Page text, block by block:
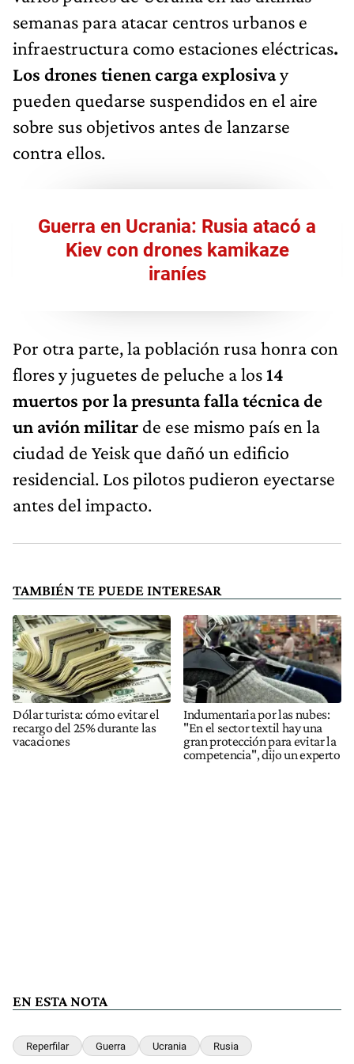
semanas para atacar centros urbanos e
infraestructura como estaciones eléctricas.
Los drones tienen carga explosivay
pueden quedarse suspendidos en el aire
sobre sus objetivos antes de lanzarse
contra ellos.
Guerra en Ucrania: Rusia atacó a
Kiev con drones kamikaze
iraníes
Por otra parte, la población rusa honra con
flores y juguetes de peluche a los14
muertos por la presunta falla técnica de
un avión militar de ese mismo país en la
ciudad de Yeisk que dañó un edificio
residencial. Los pilotos pudieron eyectarse
antes del impacto.
TAMBIÉN TE PUEDE INTERESAR
Dólar turista: cómo evitar el
recargo del 25% durante las
vacaciones
Indumentaria por las nubes:
"En el sector textil hay una
gran protección para evitar la
competencia", dijo un experto
EN ESTA NOTA
Reperfilar Guerra Ucrania Rusia